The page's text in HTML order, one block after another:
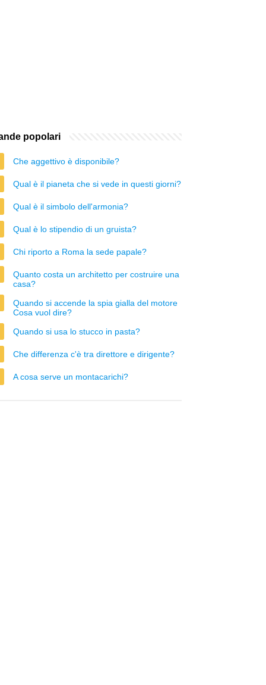
popolari
Che aggettivo è disponibile?
Qual è il pianeta che si vede in questi giorni?
Qual è il simbolo dell'armonia?
Qual è lo stipendio di un gruista?
Chi riporto a Roma la sede papale?
Quanto costa un architetto per costruire una
casa?
Quando si accende la spia gialla del motore
Cosa vuol dire?
Quando si usa lo stucco in pasta?
Che differenza c'è tra direttore e dirigente?
A cosa serve un montacarichi?